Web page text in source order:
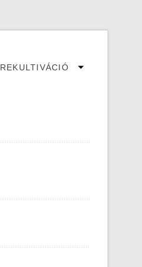
REKULTIVÁCIÓ
show